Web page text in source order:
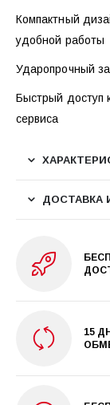
Компактный
удобной работы
Ударопрочный
Быстрый доступ
сервиса
ДОСТАВКА
15